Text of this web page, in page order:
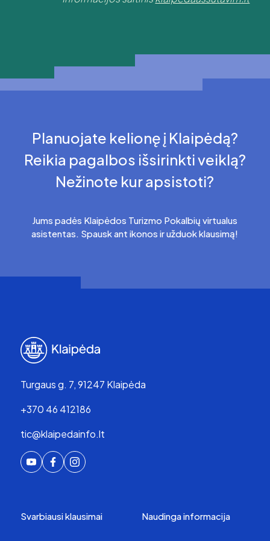
Planuojate kelionę į Klaipėdą?
Reikia pagalbos išsirinkti veiklą?
Nežinote kur apsistoti?
Jums padės Klaipėdos Turizmo Pokalbių virtualus
asistentas. Spausk ant ikonos ir užduok klausimą!
Turgaus g. 7, 91247 Klaipėda
+370 46 412186
tic@klaipedainfo.lt
Svarbiausi klausimai Naudinga informacija